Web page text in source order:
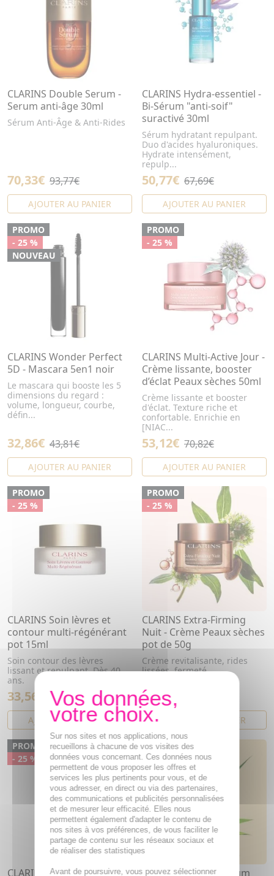
CLARINS Double Serum -
Serum anti-âge 30ml
Sérum Anti-Âge & Anti-Rides
70,33€ 93,77€
AJOUTER AU PANIER
CLARINS Hydra-essentiel -
Bi-Sérum "anti-soif"
suractivé 30ml
Sérum hydratant repulpant.
Duo d'acides hyaluroniques.
Hydrate intensément,
repulp...
50,77€ 67,69€
AJOUTER AU PANIER
PROMO
- 25 %
NOUVEAU
CLARINS Wonder Perfect
5D - Mascara 5en1 noir
Le mascara qui booste les 5
dimensions du regard :
volume, longueur, courbe,
défin...
32,86€ 43,81€
AJOUTER AU PANIER
PROMO
- 25 %
CLARINS Multi-Active Jour -
Crème lissante, booster
d’éclat Peaux sèches 50ml
Crème lissante et booster
d'éclat. Texture riche et
confortable. Enrichie en
[NIAC...
53,12€ 70,82€
AJOUTER AU PANIER
PROMO
- 25 %
CLARINS Soin lèvres et
contour multi-régénérant
pot 15ml
Soin contour des lèvres
lissant et repulpant. Dès 40
ans.
33,56€ 44,74€
AJOUTER AU PANIER
PROMO
- 25 %
CLARINS Extra-Firming
Nuit - Crème Peaux sèches
pot de 50g
Crème revitalisante, rides
lissées, fermeté
71,11€
AJOUTER AU PANIER
PROMO
- 25 %
CLARINS Extra-Firming
PROMO
- 25 %
CLARINS Double Serum
Sur nos sites et nos applications, nous
recueillons à chacune de vos visites des
données vous concernant. Ces données nous
permettent de vous proposer les offres et
services les plus pertinents pour vous, et de
vous adresser, en direct ou via des partenaires,
des communications et publicités personnalisées
et de mesurer leur efficacité. Elles nous
permettent également d'adapter le contenu de
nos sites à vos préférences, de vous faciliter le
partage de contenu sur les réseaux sociaux et
de réaliser des statistiques
Avant de poursuivre, vous pouvez sélectionner